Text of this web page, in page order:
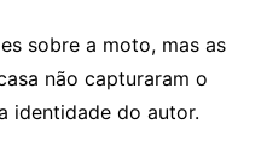
sobre a moto, mas as
não capturaram o
identidade do autor.